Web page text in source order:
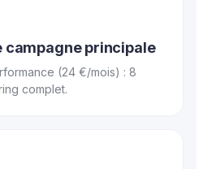
campagne principale
(24 €/mois) : 8
complet.